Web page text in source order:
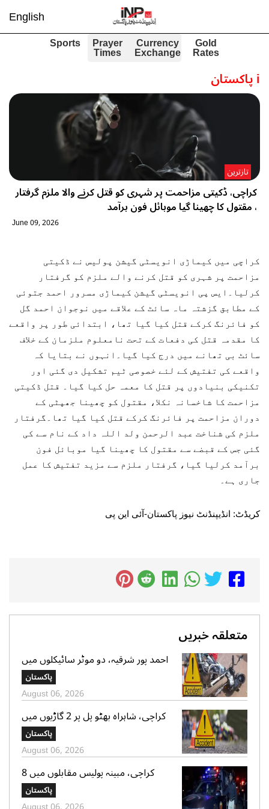
English
Gold
Rates
Currency
Exchange
Prayer
Times
Sports
iپاکستان
کراچی، ڈکیتی مزاحمت پر شہری کو قتل کرنے والا ملزم گرفتار
، مقتول کا چھینا گیا موبائل فون برآمد
تازترین
June 09, 2026
کراچی میں کیماڑی انویسٹی گیشن پولیس نے ڈکیتی
مزاحمت پر شہری کو قتل کرنے والے ملزم کو گرفتار
کرلیا۔ایس پی انویسٹی گیشن کیماڑی مسرور احمد جتوئی
کے مطابق گزشتہ ماہ سائٹ کے علاقے میں نوجوان احمد گل
کو فائرنگ کرکے قتل کیا گیا تھا، ابتدائی طور پر واقعے
کا مقدمہ قتل کی دفعات کے تحت نامعلوم ملزمان کے خلاف
سائٹ بی تھانے میں درج کیا گیا۔انہوں نے بتایا کہ
واقعے کی تفتیش کے لئے خصوصی ٹیم تشکیل دی گئی اور
تکنیکی بنیادوں پر قتل کا معمہ حل کیا گیا۔ قتل ڈکیتی
مزاحمت کا شاخسانہ نکلا، مقتول کو چھینا جھپٹی کے
دوران مزاحمت پر فائرنگ کرکے قتل کیا گیا تھا۔گرفتار
ملزم کی شناخت عبد الرحمن ولد اللہ داد کے نام سے کی
گئی جس کے قبضے سے مقتول کا چھینا گیا موبائل فون
برآمد کرلیا گیا، گرفتار ملزم سے مزید تفتیش کا عمل
جاری ہے۔
کریڈٹ: انڈیپنڈنٹ نیوز پاکستان-آئی این پی
متعلقہ خبریں
احمد پور شرقیہ، دو موٹر سائیکلوں میں
پاکستان
August 06, 2026
کراچی، شاہراہ بھٹو پل پر 2 گاڑیوں میں
پاکستان
August 06, 2026
کراچی، مبینہ پولیس مقابلوں میں 8
زخمی سمیت 12 ڈاکو گرفتار، اسلحہ،
موبائل فونز، کیش رقم اور موٹر سائیکلیں
پاکستان